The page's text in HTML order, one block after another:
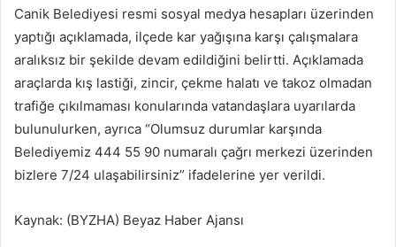
Canik Belediyesi resmi sosyal medya hesapları üzerinden
yaptığı açıklamada, ilçede kar yağışına karşı çalışmalara
aralıksız bir şekilde devam edildiğini belirtti. Açıklamada
araçlarda kış lastiği, zincir, çekme halatı ve takoz olmadan
trafiğe çıkılmaması konularında vatandaşlara uyarılarda
bulunulurken, ayrıca “Olumsuz durumlar karşında
Belediyemiz 444 55 90 numaralı çağrı merkezi üzerinden
bizlere 7/24 ulaşabilirsiniz” ifadelerine yer verildi.
Kaynak: (BYZHA) Beyaz Haber Ajansı